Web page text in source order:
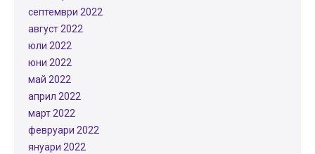
септември 2022
август 2022
юли 2022
юни 2022
май 2022
април 2022
март 2022
февруари 2022
януари 2022